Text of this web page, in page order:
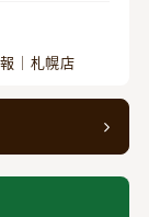
｜札幌店